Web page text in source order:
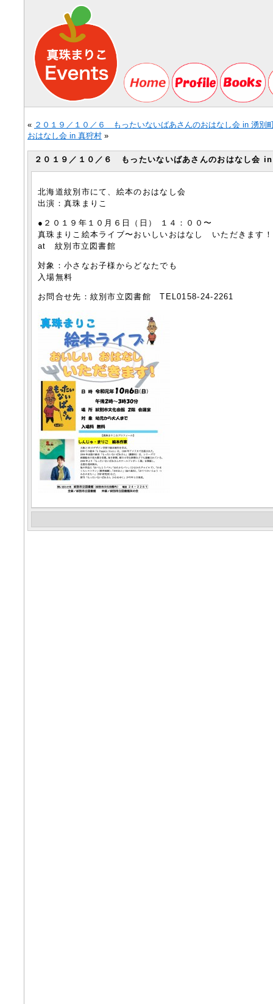
« ２０１９／１０／６ もったいないばあさんのおはなし会 in 湧別
おはなし会 in 真狩村 »
２０１９／１０／６ もったいないばあさんのおはなし会
北海道紋別市にて、絵本のおはなし会
出演：真珠まりこ
●２０１９年１０月６日（日） １４：００〜
真珠まりこ絵本ライブ〜おいしいおはなし いただきます
at 紋別市立図書館
対象：小さなお子様からどなたでも
入場無料
お問合せ先：紋別市立図書館 TEL0158-24-2261